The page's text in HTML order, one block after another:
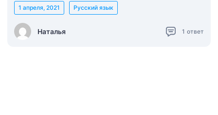
Наталья
1 апреля, 2021 Русский язык
1 ответ